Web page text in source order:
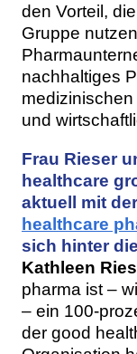
den Vorteil,
Gruppe
nachhaltiges
und
Frau Rieser
healthcare
aktuell mit
healthcare
sich hinter
Kathleen
pharma ist –
– ein 100-
der good